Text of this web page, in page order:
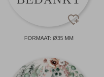
FORMAAT: Ø35 MM